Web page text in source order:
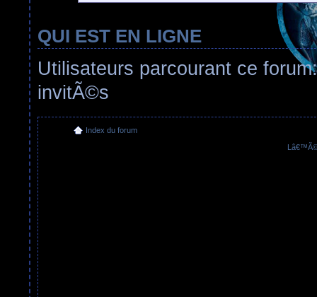
QUI EST EN LIGNE
Utilisateurs parcourant ce
invitÃ©s
Index du forum